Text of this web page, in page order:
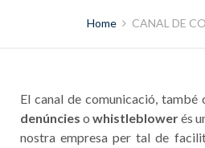
Home CANAL DE
El canal de comunicació, també
denúncies o whistleblowerés
nostra empresa per tal de